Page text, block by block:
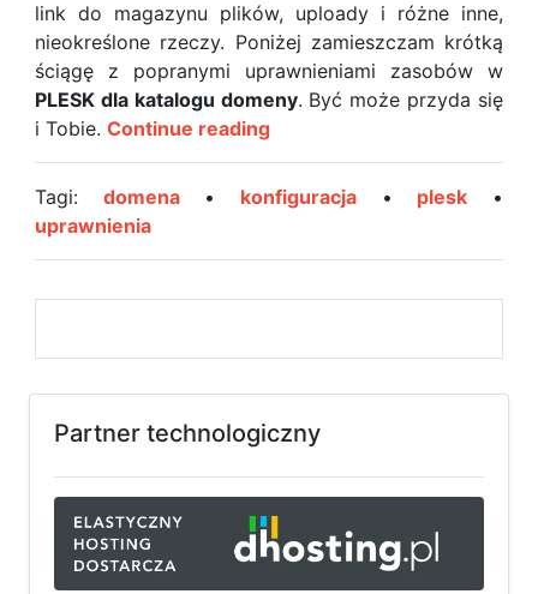
link do magazynu plików, uploady i różne inne,
nieokreślone rzeczy. Poniżej zamieszczam krótką
ściągę z popranymi uprawnieniami zasobów w
PLESK dla katalogu domeny. Być może przyda się
i Tobie. Continue readingPoprawne
ustawienia
uprawnień
dla
folderów
w
Tagi: domena• konfiguracja • plesk •
uprawnienia
Partner technologiczny